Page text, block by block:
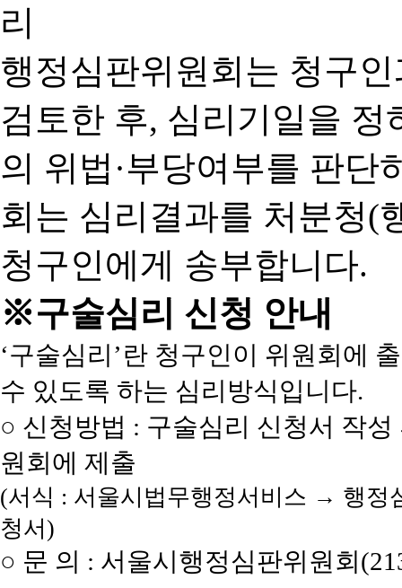
행정심판위원회는 청구
검토한 후, 심리기일을 정
의 위법·부당여부를 판단
회는 심리결과를 처분청(
청구인에게 송부합니다.
※구술심리 신청 안내
‘구술심리’란 청구인이 위원회에
수 있도록 하는 심리방식입니다.
○ 신청방법 : 구술심리 신청서 작
원회에 제출
(서식 : 서울시법무행정서비스 → 행
청서)
○ 문 의 : 서울시행정심판위원회